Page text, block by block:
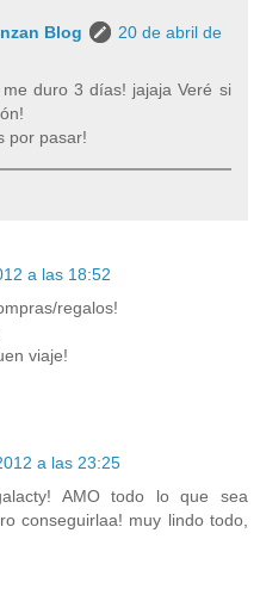
Blog
20 de abril de
duro 3 días! jajaja Veré si
por pasar!
a las 18:52
regalos!
viaje!
a las 23:25
AMO todo lo que sea
conseguirlaa! muy lindo todo,